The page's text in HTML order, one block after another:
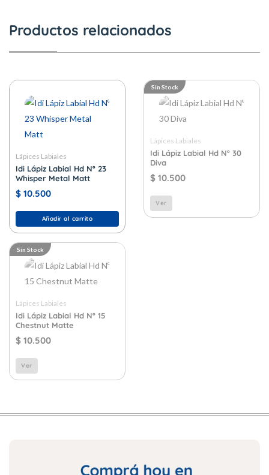
Productos relacionados
Lápices Labiales
Idi Lápiz Labial Hd Nº 23
Whisper Metal Matt
$ 10.500
Añadir al carrito
Sin Stock
Lápices Labiales
Idi Lápiz Labial Hd Nº 30
Diva
$ 10.500
Ver
Sin Stock
Lápices Labiales
Idi Lápiz Labial Hd Nº 15
Chestnut Matte
$ 10.500
Ver